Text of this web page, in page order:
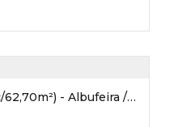
Apartamento T1 nº301 - (c/62,70m²) - Albufeira / Faro